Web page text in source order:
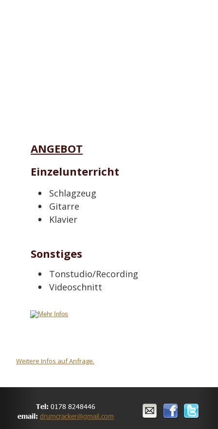
Weitere Infos auf Anfrage.
ANGEBOT
Einzelunterricht
• Schlagzeug
• Gitarre
• Klavier
Sonstiges
• Tonstudio/Recording
• Videoschnitt
Tel: 0178 8248446
email: drumcracker@gmail.com